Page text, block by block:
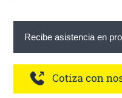
Recibe asistencia en